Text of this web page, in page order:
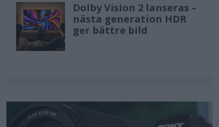
Dolby Vision 2 lanseras –
nästa generation HDR
ger bättre bild